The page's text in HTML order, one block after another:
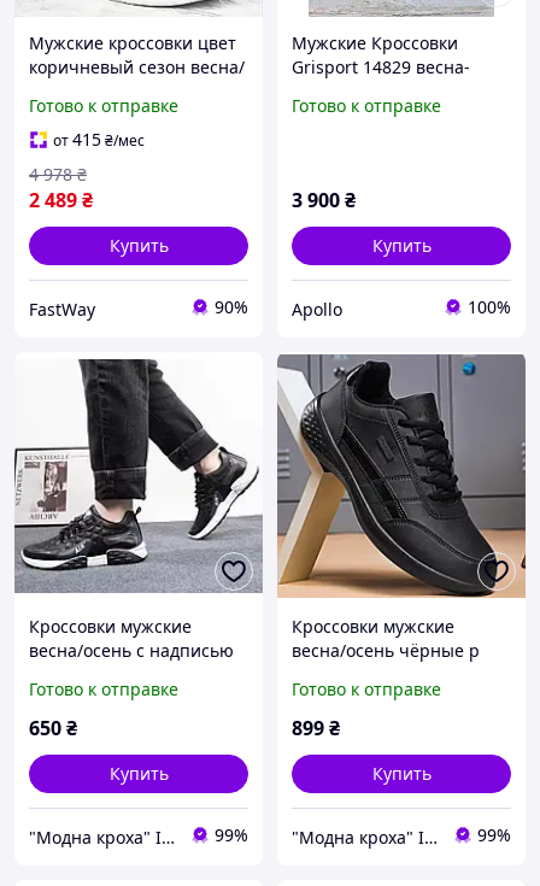
Мужские кроссовки цвет
коричневый сезон весна/
хорошего качества для
повседневной носки
Готово к отправке
от415₴/мес
2 489₴
4 978 ₴
Купить
FastWay 90%
Мужские Кроссовки
Grisport 14829 весна-
Готово к отправке
3 900₴
Купить
Apollo 100%
Кроссовки мужские
весна/осень с надписью
маломерят
Готово к отправке
650₴
Купить
"Модна кроха" Iнтернет-магазин дитячого одягу та взуття в роздріб 99%
Кроссовки мужские
весна/осень чёрные р
Готово к отправке
899₴
Купить
"Модна кроха" Iнтернет-магазин дитячого одягу та взуття в роздріб 99%